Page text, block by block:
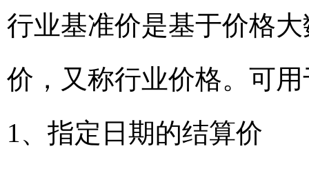
行业基准价是基于价格
价，又称行业价格。可
1、指定日期的结算价